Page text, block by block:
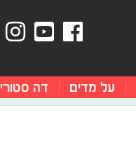
על מדים דה סטורי